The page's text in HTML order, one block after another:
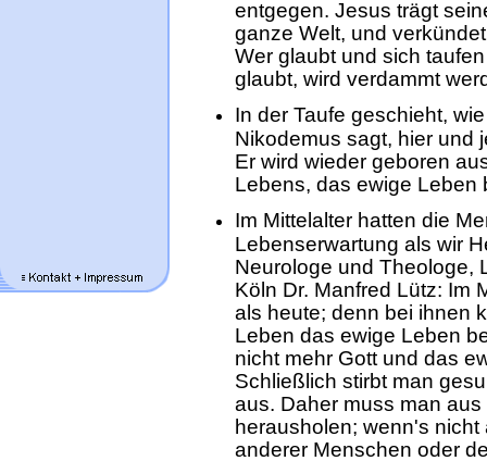
entgegen. Jesus trägt
ganze Welt, und
Wer glaubt und sich
glaubt, wird verdammt
In der Taufe geschieht,
Nikodemus sagt, hier und
Er wird wieder geboren
Lebens, das ewige Leben
Im Mittelalter hatten die
Lebenserwartung als wir
Neurologe und Theologe,
Köln Dr. Manfred Lütz: Im
als heute; denn bei ihnen
Leben das ewige Leben
nicht mehr Gott und das
Schließlich stirbt man
aus. Daher muss man
herausholen; wenn's
anderer Menschen oder